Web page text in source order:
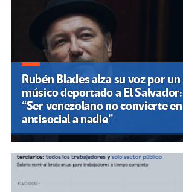
Rubén Blades alza su voz por un
músico deportado a El Salvador:
“Ser venezolano no convierte en
antisocial a nadie”